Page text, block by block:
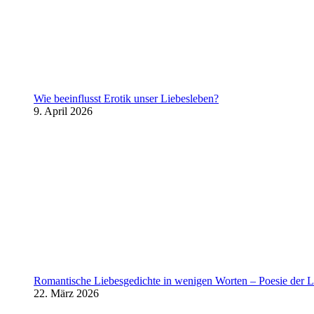
Wie beeinflusst Erotik unser Liebesleben?
9. April 2026
Romantische Liebesgedichte in wenigen Worten – Poesie der
22. März 2026